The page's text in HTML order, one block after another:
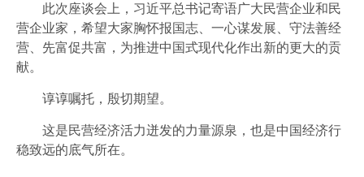
此次座谈会上，习近平总书记寄语广大民营企业和民
营企业家，希望大家胸怀报国志、一心谋发展、守法善经
营、先富促共富，为推进中国式现代化作出新的更大的贡
献。
谆谆嘱托，殷切期望。
这是民营经济活力迸发的力量源泉，也是中国经济行
稳致远的底气所在。